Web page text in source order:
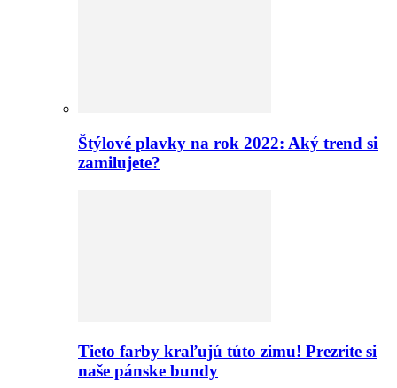
Štýlové plavky na rok 2022: Aký trend si
zamilujete?
Tieto farby kraľujú túto zimu! Prezrite si
naše pánske bundy